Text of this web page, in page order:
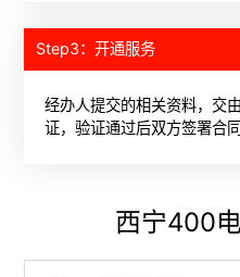
Step3：开通服务
经办人提交的相关资料，交
证，验证通过后双方签署合
西宁400